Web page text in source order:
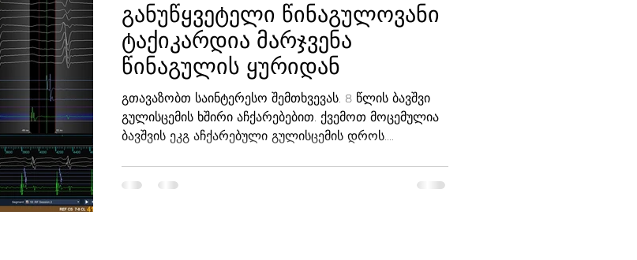
განუწყვეტელი წინაგულოვანი
ტაქიკარდია მარჯვენა
წინაგულის ყურიდან
გთავაზობთ საინტერესო შემთხვევას. 8 წლის ბავშვი
გულისცემის ხშირი აჩქარებებით. ქვემოთ მოცემულია
ბავშვის ეკგ აჩქარებული გულისცემის დროს....